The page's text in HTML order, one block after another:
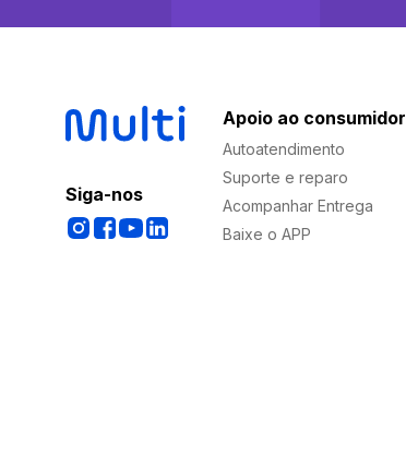
Siga-nos
Apoio ao consumidor
Autoatendimento
Suporte e reparo
Acompanhar Entrega
Baixe o APP